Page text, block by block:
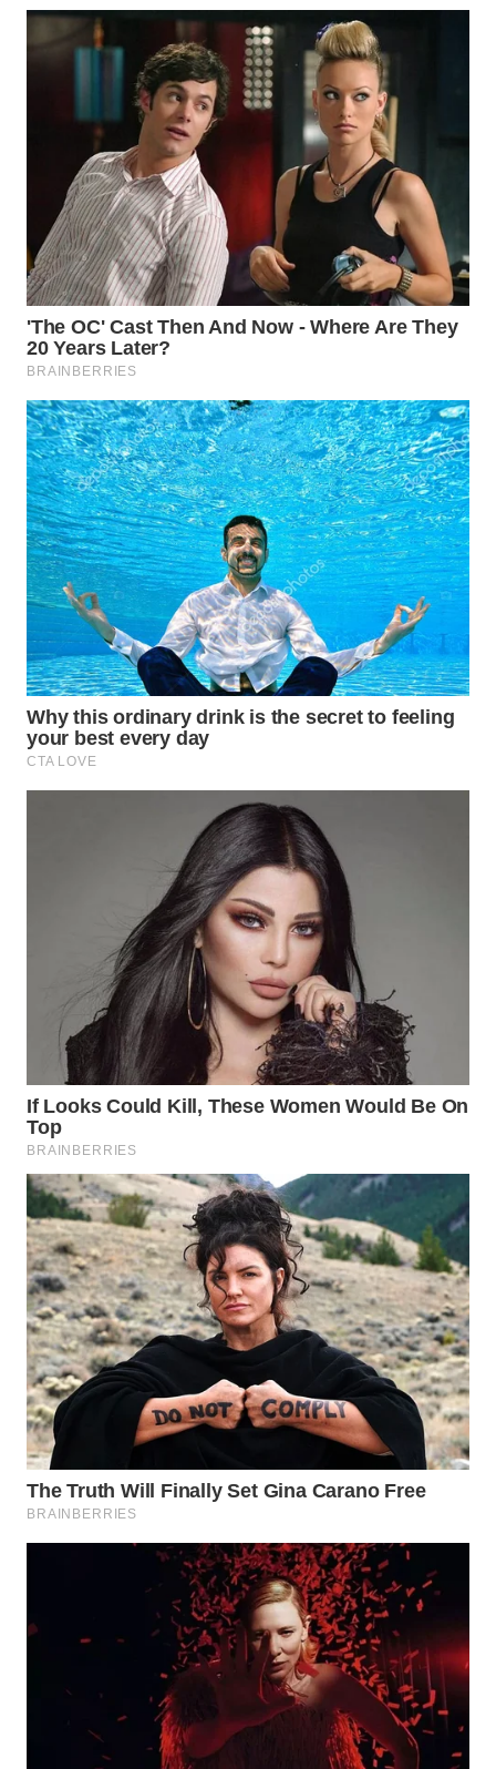
WN
NIAS
WN
LANGKAT
WN
TAPANULI
SELATAN
WN
TANJUNG
LESUNG
WN
KARO
WN
SIMALUNGUN
WN
LABUHANBATU
TAPANULI
TEBING
TINGGI
WN
PAKPAK
WN
KARAWANG
WN
BEKASI
WN
BOGOR
WN
DEPOK
WN
TAPANULI
UTARA
PADANG